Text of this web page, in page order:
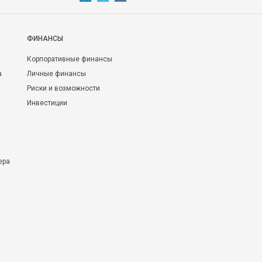
ФИНАНСЫ
Корпоративные финансы
Личные финансы
Риски и возможности
Инвестиции